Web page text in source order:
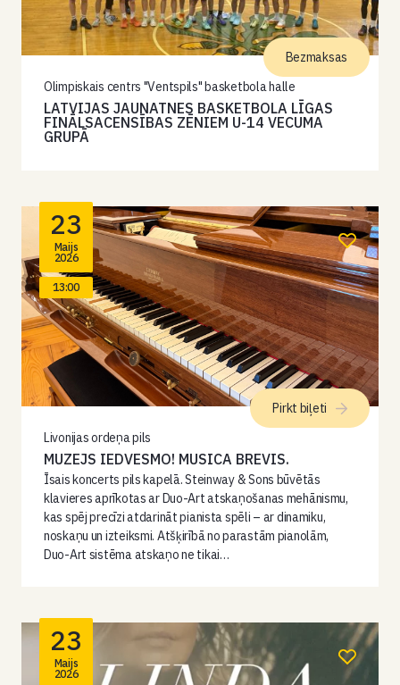
Olimpiskais centrs "Ventspils" basketbola halle
LATVIJAS JAUNATNES BASKETBOLA LĪGAS
FINĀLSACENSĪBAS ZĒNIEM U-14 VECUMA
GRUPĀ
Bezmaksas
23
Maijs
2026
13:00
Livonijas ordeņa pils
MUZEJS IEDVESMO! MUSICA BREVIS.
Īsais koncerts pils kapelā. Steinway & Sons būvētās
klavieres aprīkotas ar Duo-Art atskaņošanas mehānismu,
kas spēj precīzi atdarināt pianista spēli – ar dinamiku,
noskaņu un izteiksmi. Atšķirībā no parastām pianolām,
Duo-Art sistēma atskaņo ne tikai…
Pirkt biļeti
23
Maijs
2026